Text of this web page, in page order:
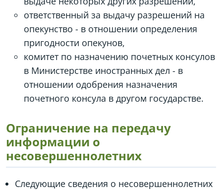
ответственный за выдачу разрешений на
опекунство - в отношении определения
пригодности опекунов,
комитет по назначению почетных консулов
в Министерстве иностранных дел - в
отношении одобрения назначения
почетного консула в другом государстве.
Ограничение на передачу
информации о
несовершеннолетних
Следующие сведения о несовершеннолетних